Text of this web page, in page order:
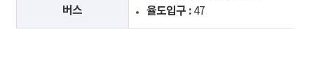
버스 율도입구 : 47